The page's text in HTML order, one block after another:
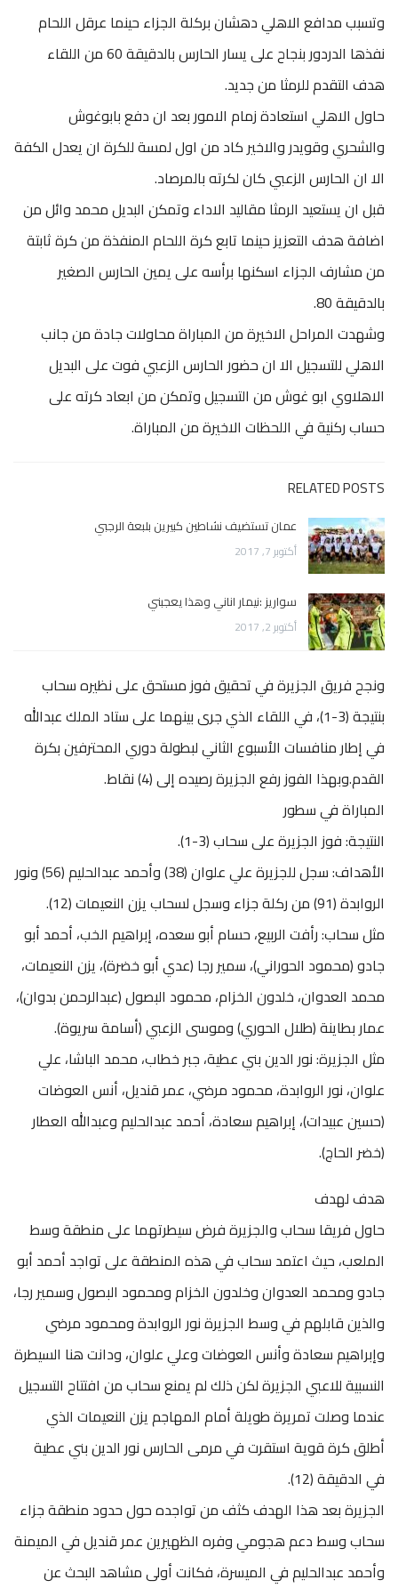
وتسبب مدافع الاهلي دهشان بركلة الجزاء حينما عرقل اللحام
نفذها الدردور بنجاح على يسار الحارس بالدقيقة 60 من اللقاء
هدف التقدم للرمثا من جديد.
حاول الاهلي استعادة زمام الامور بعد ان دفع بابوغوش
والشحري وقويدر والاخير كاد من اول لمسة للكرة ان يعدل الكفة
الا ان الحارس الزعبي كان لكرته بالمرصاد.
قبل ان يستعيد الرمثا مقاليد الاداء وتمكن البديل محمد وائل من
اضافة هدف التعزيز حينما تابع كرة اللحام المنفذة من كرة ثابتة
من مشارف الجزاء اسكنها برأسه على يمين الحارس الصغير
بالدقيقة 80.
وشهدت المراحل الاخيرة من المباراة محاولات جادة من جانب
الاهلي للتسجيل الا ان حضور الحارس الزعبي فوت على البديل
الاهلاوي ابو غوش من التسجيل وتمكن من ابعاد كرته على
حساب ركنية في اللحظات الاخيرة من المباراة.
RELATED POSTS
عمان تستضيف نشاطين كبيرين بلبعة الرجبي
أكتوبر 7, 2017
سواريز :نيمار اناني وهذا يعجبني
أكتوبر 2, 2017
ونجح فريق الجزيرة في تحقيق فوز مستحق على نظيره سحاب
بنتيجة (3-1)، في اللقاء الذي جرى بينهما على ستاد الملك عبدالله
في إطار منافسات الأسبوع الثاني لبطولة دوري المحترفين بكرة
القدم.وبهذا الفوز رفع الجزيرة رصيده إلى (4) نقاط.
المباراة في سطور
النتيجة: فوز الجزيرة على سحاب (3-1).
الأهداف: سجل للجزيرة علي علوان (38) وأحمد عبدالحليم (56) ونور
الروابدة (91) من ركلة جزاء وسجل لسحاب يزن النعيمات (12).
مثل سحاب: رأفت الربيع، حسام أبو سعده، إبراهيم الخب، أحمد أبو
جادو (محمود الحوراني)، سمير رجا (عدي أبو خضرة)، يزن النعيمات،
محمد العدوان، خلدون الخزام، محمود البصول (عبدالرحمن بدوان)،
عمار بطاينة (طلال الحوري) وموسى الزعبي (أسامة سريوة).
مثل الجزيرة: نور الدين بني عطية، جبر خطاب، محمد الباشا، علي
علوان، نور الروابدة، محمود مرضي، عمر قنديل، أنس العوضات
(حسين عبيدات)، إبراهيم سعادة، أحمد عبدالحليم وعبدالله العطار
(خضر الحاج).
هدف لهدف
حاول فريقا سحاب والجزيرة فرض سيطرتهما على منطقة وسط
الملعب، حيث اعتمد سحاب في هذه المنطقة على تواجد أحمد أبو
جادو ومحمد العدوان وخلدون الخزام ومحمود البصول وسمير رجا،
والذين قابلهم في وسط الجزيرة نور الروابدة ومحمود مرضي
وإبراهيم سعادة وأنس العوضات وعلي علوان، ودانت هنا السيطرة
النسبية للاعبي الجزيرة لكن ذلك لم يمنع سحاب من افتتاح التسجيل
عندما وصلت تمريرة طويلة أمام المهاجم يزن النعيمات الذي
أطلق كرة قوية استقرت في مرمى الحارس نور الدين بني عطية
في الدقيقة (12).
الجزيرة بعد هذا الهدف كثف من تواجده حول حدود منطقة جزاء
سحاب وسط دعم هجومي وفره الظهيرين عمر قنديل في الميمنة
وأحمد عبدالحليم في الميسرة، فكانت أولى مشاهد البحث عن